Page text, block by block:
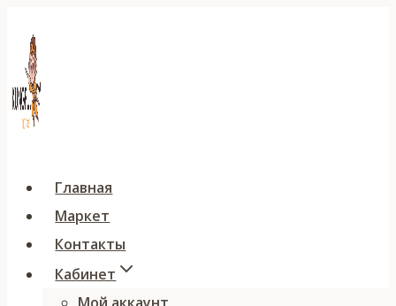
содержимому
Главная
Маркет
Контакты
Кабинет